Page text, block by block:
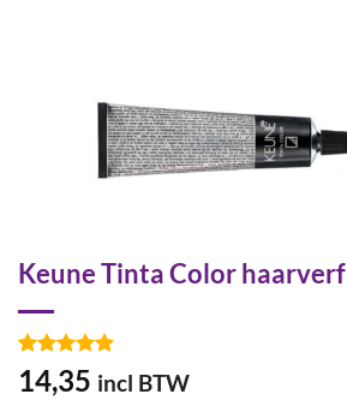
Keune Tinta Color haarverf
Gewaardeerd
4.87op 5
85
14,35 incl BTW